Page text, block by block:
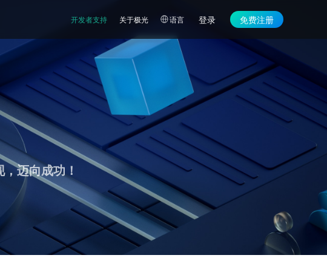
开发者支持 关于极光 语言 登录 免费注册
迈向成功！